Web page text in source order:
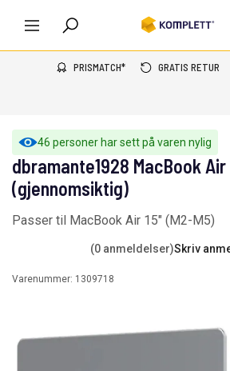
PRISMATCH* GRATIS RETUR
46 personer har sett på varen nylig
dbramante1928 MacBook
(gjennomsiktig)
Passer til MacBook Air 15" (M2-M5)
(0 anmeldelser)Skriv
Varenummer: 1309718